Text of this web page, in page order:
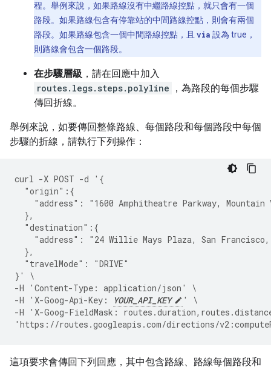
程。舉例來說，如果路線沒有中繼路線控點，就只會有一個
路段。如果路線包含有停靠站的中間路線控點，則會有兩個
路段。如果路線包含一個中間路線控點，且 via 設為 true，
則路線會包含一個路段。
在步驟層級 ，請在回應中加入
routes.legs.steps.polyline
，為路段的每個步驟
傳回折線。
舉例來說，如要傳回整條路線、每個路段和每個路段中每個
步驟的折線，請執行下列操作：
curl -X POST -d '{
  "origin":{
"address": "1600 Amphitheatre Parkway, Mountain
  },
  "destination":{
"address": "24 Willie Mays Plaza, San
  },
  "travelMode": "DRIVE"
}' \
-H 'Content-Type: application/json' \
-H 'X-Goog-Api-Key:
YOUR_API_KEY
' \
-H 'X-Goog-FieldMask:
'https://routes.googleapis.com/directions/
這項要求會傳回下列回應，其中包含路線、路線每個路段和